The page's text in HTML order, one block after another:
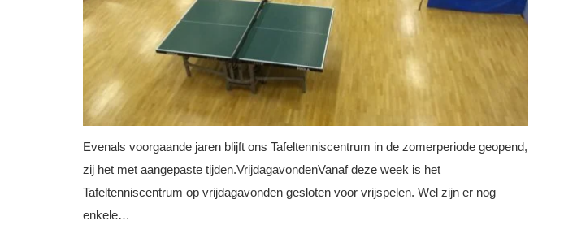
Evenals voorgaande jaren blijft ons Tafeltenniscentrum in de zomerperiode geopend,
zij het met aangepaste tijden.VrijdagavondenVanaf deze week is het
Tafeltenniscentrum op vrijdagavonden gesloten voor vrijspelen. Wel zijn er nog
enkele…